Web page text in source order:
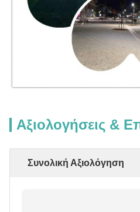
Αξιολογήσεις &
Συνολική Αξιολόγηση